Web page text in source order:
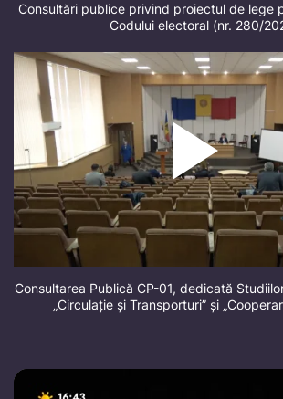
Consultări publice privind proiectul de lege
Codului electoral (nr. 280/
Consultarea Publică CP-01, dedicată
„Circulație și Transporturi” și